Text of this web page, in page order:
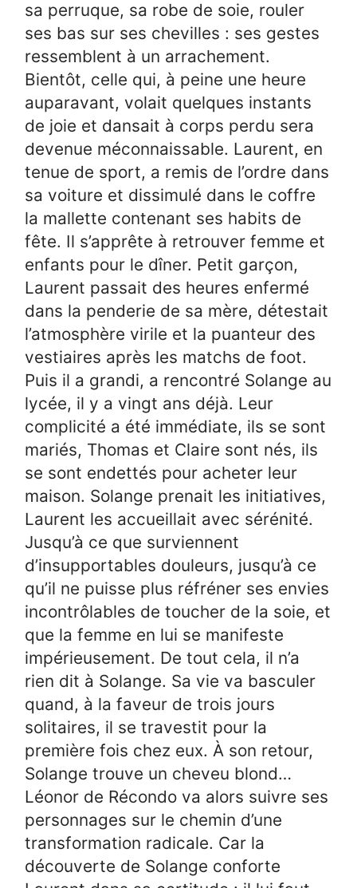
sa perruque, sa robe de soie, rouler
ses bas sur ses chevilles : ses gestes
ressemblent à un arrachement.
Bientôt, celle qui, à peine une heure
auparavant, volait quelques instants
de joie et dansait à corps perdu sera
devenue méconnaissable. Laurent, en
tenue de sport, a remis de l’ordre dans
sa voiture et dissimulé dans le coffre
la mallette contenant ses habits de
fête. Il s’apprête à retrouver femme et
enfants pour le dîner. Petit garçon,
Laurent passait des heures enfermé
dans la penderie de sa mère, détestait
l’atmosphère virile et la puanteur des
vestiaires après les matchs de foot.
Puis il a grandi, a rencontré Solange au
lycée, il y a vingt ans déjà. Leur
complicité a été immédiate, ils se sont
mariés, Thomas et Claire sont nés, ils
se sont endettés pour acheter leur
maison. Solange prenait les initiatives,
Laurent les accueillait avec sérénité.
Jusqu’à ce que surviennent
d’insupportables douleurs, jusqu’à ce
qu’il ne puisse plus réfréner ses envies
incontrôlables de toucher de la soie, et
que la femme en lui se manifeste
impérieusement. De tout cela, il n’a
rien dit à Solange. Sa vie va basculer
quand, à la faveur de trois jours
solitaires, il se travestit pour la
première fois chez eux. À son retour,
Solange trouve un cheveu blond…
Léonor de Récondo va alors suivre ses
personnages sur le chemin d’une
transformation radicale. Car la
découverte de Solange conforte